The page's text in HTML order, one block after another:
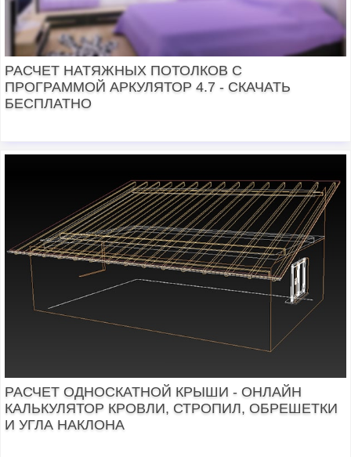
РАСЧЕТ НАТЯЖНЫХ ПОТОЛКОВ С
ПРОГРАММОЙ АРКУЛЯТОР 4.7 - СКАЧАТЬ
БЕСПЛАТНО
РАСЧЕТ ОДНОСКАТНОЙ КРЫШИ - ОНЛАЙН
КАЛЬКУЛЯТОР КРОВЛИ, СТРОПИЛ, ОБРЕШЕТКИ
И УГЛА НАКЛОНА